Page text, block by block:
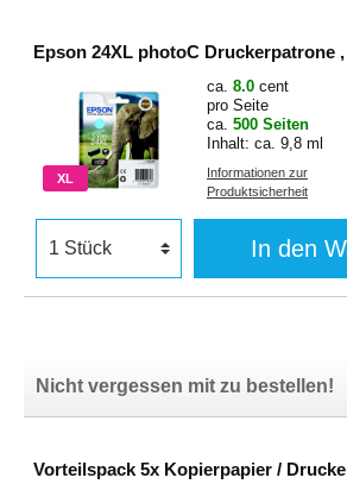
Epson 24XL photoC Druckerpatrone
XL
ca. 8.0 cent
pro Seite
ca. 500 Seiten
Inhalt: ca. 9,8 ml
Informationen zur
Produktsicherheit
In den
Nicht vergessen mit zu bestellen!
Vorteilspack 5x Kopierpapier /